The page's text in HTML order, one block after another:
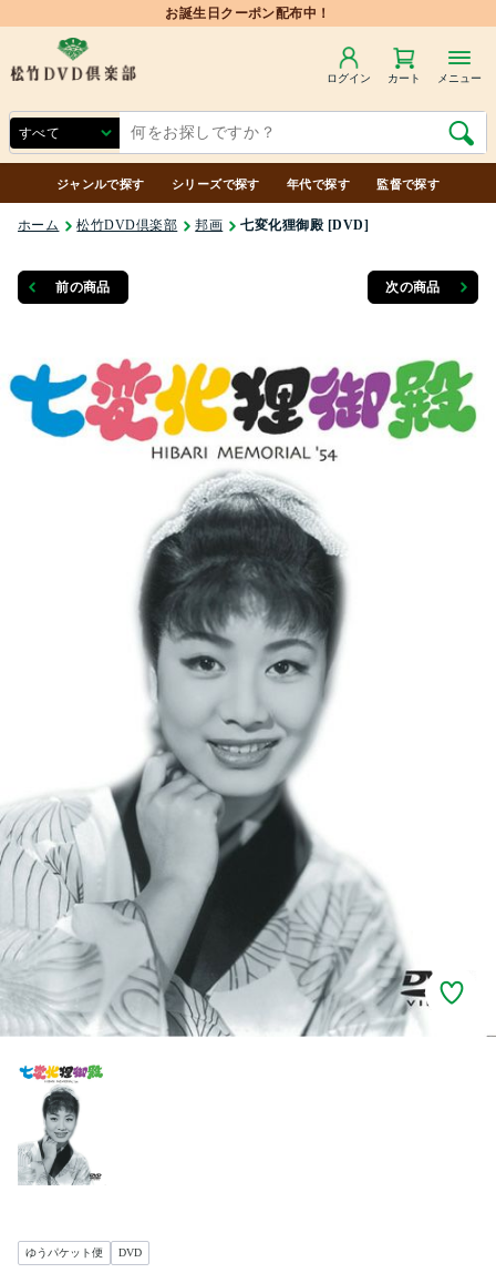
お誕生日クーポン配布中！
ログイン カート メニュー
ジャンルで探す シリーズで探す 年代で探す 監督で探す
ホーム 松竹DVD倶楽部 邦画 七変化狸御殿 [DVD]
前の商品 次の商品
ゆうパケット便 DVD